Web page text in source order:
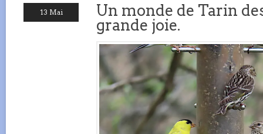
13 Mai
Un monde de Tarin
grande joie.